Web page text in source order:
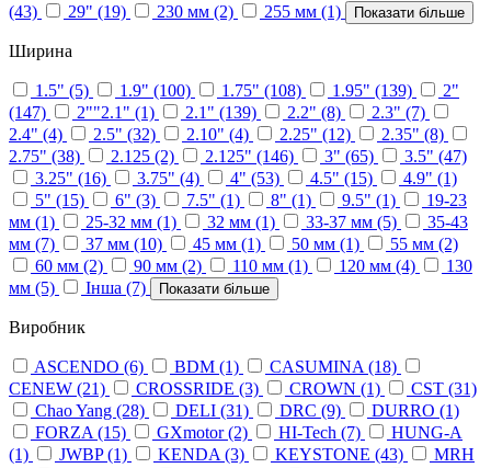
(43)
29" (19) 230 мм (2) 255 мм (1) Показати більше
Ширина
1.5" (5) 1.9" (100) 1.75" (108) 1.95" (139)
2"
(147)
2""2.1" (1) 2.1" (139) 2.2" (8) 2.3" (7)
2.4" (4) 2.5" (32) 2.10" (4) 2.25" (12) 2.35" (8)
2.75" (38) 2.125 (2) 2.125" (146) 3" (65) 3.5" (47)
3.25" (16) 3.75" (4) 4" (53) 4.5" (15) 4.9" (1)
5" (15) 6" (3) 7.5" (1) 8" (1) 9.5" (1)
19-23
мм (1) 25-32 мм (1) 32 мм (1) 33-37 мм (5)
35-43
мм (7) 37 мм (10) 45 мм (1) 50 мм (1) 55 мм (2)
60 мм (2) 90 мм (2) 110 мм (1) 120 мм (4)
130
мм (5) Інша (7) Показати більше
Виробник
ASCENDO (6) BDM (1) CASUMINA (18)
CENEW (21) CROSSRIDE (3) CROWN (1) CST (31)
Chao Yang (28) DELI (31) DRC (9) DURRO (1)
FORZA (15) GXmotor(2) HI-Tech (7)
HUNG-A
(1)
JWBP(1) KENDA (3) KEYSTONE (43)
MRH